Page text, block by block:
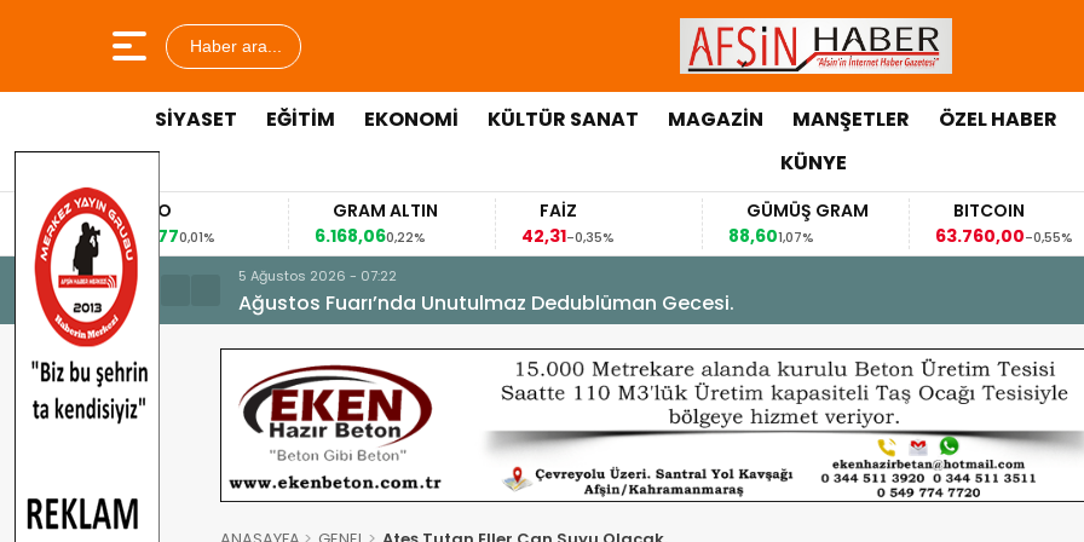
Haber ara...
SİYASET EĞİTİM EKONOMİ KÜLTÜR SANAT MAGAZİN MANŞETLER ÖZEL HABER
KÜNYE
EURO
53,84770,01%
GRAM ALTIN
6.168,06
0,22% -0,35%
GÜMÜŞ GRAM
1,07%
BITCOIN
63.760,00-0,55%
5 Ağustos 2026 - 07:22
Ağustos Fuarı’nda Unutulmaz Dedublüman Gecesi.